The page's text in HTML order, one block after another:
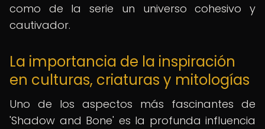
como de la serie un universo cohesivo y
cautivador.
La importancia de la inspiración
en culturas, criaturas y mitologías
Uno de los aspectos más fascinantes de
'Shadow and Bone' es la profunda influencia